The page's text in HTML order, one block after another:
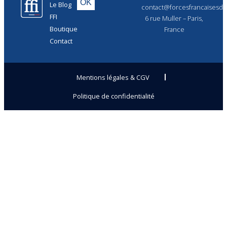
Le Blog
FFI
Boutique
Contact
6 rue Muller – Paris,
France
Mentions légales & CGV
Politique de confidentialité